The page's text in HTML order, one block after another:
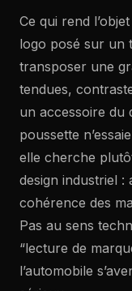
Ce qui rend
logo posé sur un
transposer une
tendues,
un accessoire du
poussette
elle cherche
design industriel
cohérence des
Pas au sens
“lecture de
l’automobile